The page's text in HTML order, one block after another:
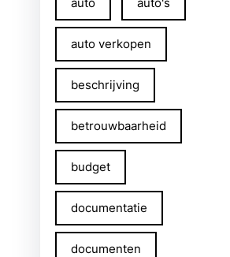
auto verkopen
beschrijving
betrouwbaarheid
budget
documentatie
documenten